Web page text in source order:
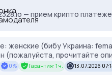
— прием крипто
до 10% на прокси с
- лучшие прокси 💚
женские (бибу Украина:
(пожалуйста, прочитайте
0% Гарантия: 1 ч. 13.07.2026